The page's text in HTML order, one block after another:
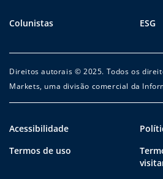
Colunistas ESG
Direitos autorais © 2025. Todos os
Markets, uma divisão comercial da
Acessibilidade
Termos de uso